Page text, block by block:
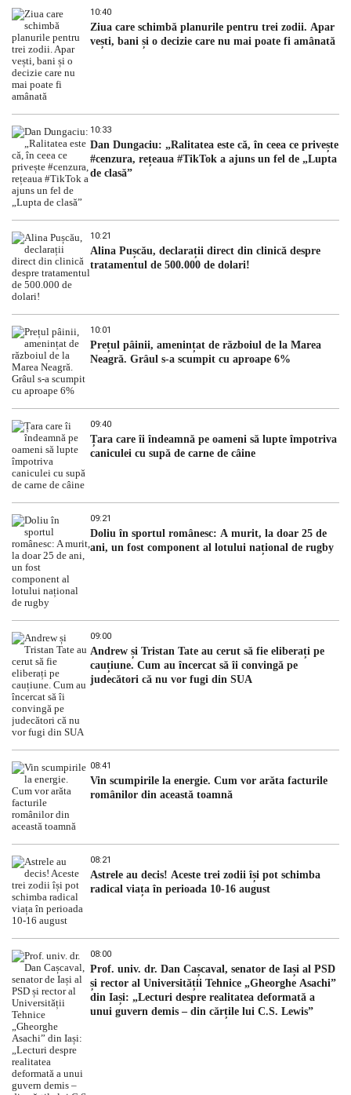
10:40
Ziua care schimbă planurile pentru trei zodii. Apar
vești, bani și o decizie care nu mai poate fi amânată
10:33
Dan Dungaciu: „Ralitatea este că, în ceea ce privește
#cenzura, rețeaua #TikTok a ajuns un fel de „Lupta
de clasă”
10:21
Alina Pușcău, declarații direct din clinică despre
tratamentul de 500.000 de dolari!
10:01
Prețul pâinii, amenințat de războiul de la Marea
Neagră. Grâul s-a scumpit cu aproape 6%
09:40
Țara care îi îndeamnă pe oameni să lupte împotriva
caniculei cu supă de carne de câine
09:21
Doliu în sportul românesc: A murit, la doar 25 de
ani, un fost component al lotului național de rugby
09:00
Andrew și Tristan Tate au cerut să fie eliberați pe
cauțiune. Cum au încercat să îi convingă pe
judecători că nu vor fugi din SUA
08:41
Vin scumpirile la energie. Cum vor arăta facturile
românilor din această toamnă
08:21
Astrele au decis! Aceste trei zodii își pot schimba
radical viața în perioada 10-16 august
08:00
Prof. univ. dr. Dan Cașcaval, senator de Iași al PSD
și rector al Universității Tehnice „Gheorghe Asachi”
din Iași: „Lecturi despre realitatea deformată a
unui guvern demis – din cărțile lui C.S. Lewis”